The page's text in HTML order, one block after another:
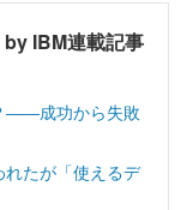
IBM連載記事
――成功から失敗
たが「使えるデ